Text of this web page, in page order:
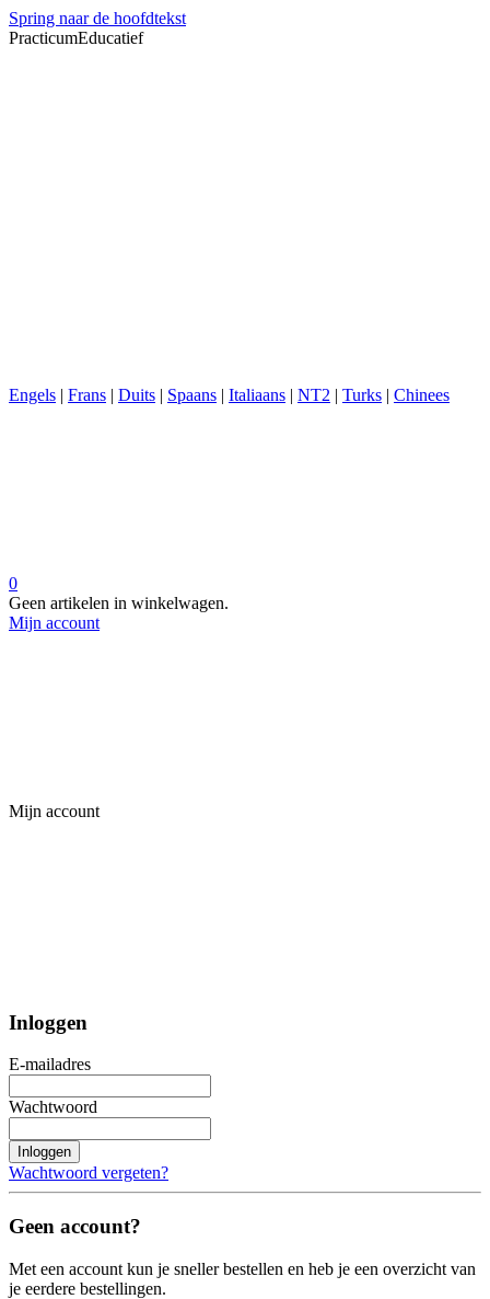
Spring naar de hoofdtekst
PracticumEducatief
Engels | Frans | Duits | Spaans | Italiaans | NT2 | Turks | Chinees
0
Geen artikelen in winkelwagen.
Mijn account
Mijn account
Inloggen
E-mailadres
Wachtwoord
Inloggen
Wachtwoord vergeten?
Geen account?
Met een account kun je sneller bestellen en heb je een overzicht van
je eerdere bestellingen.